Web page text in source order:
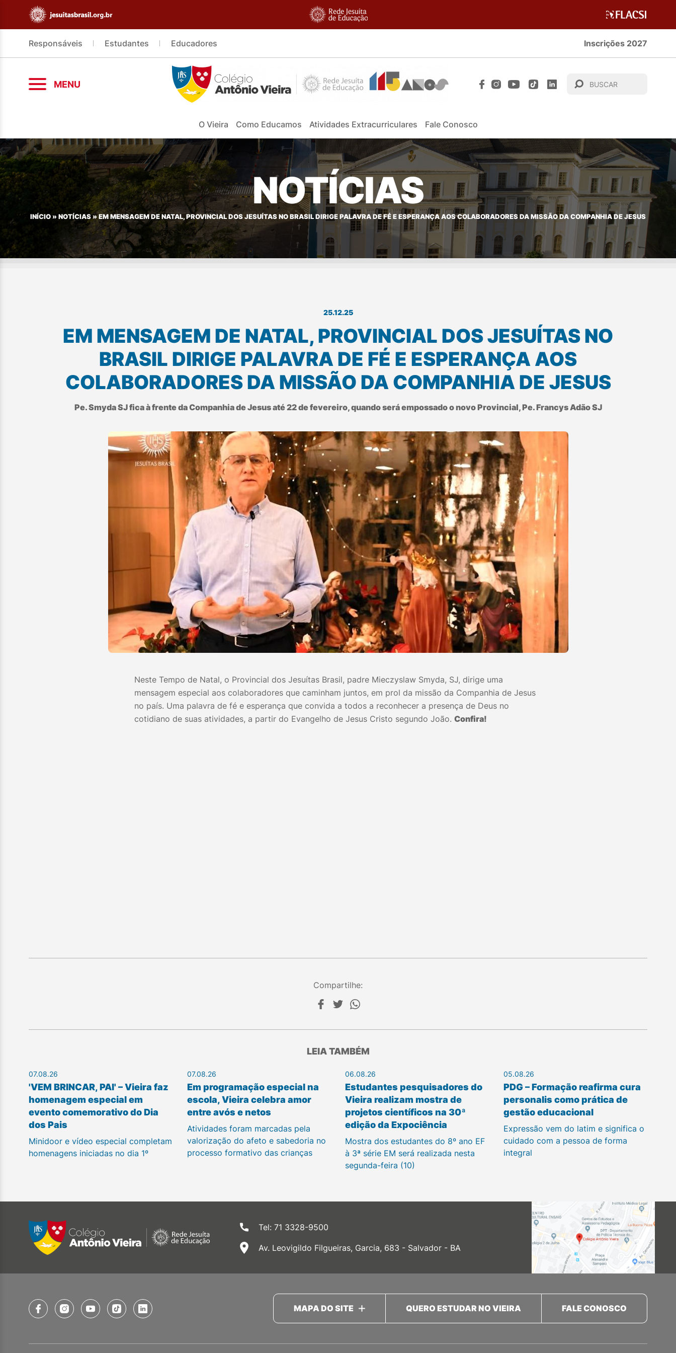
Responsáveis Estudantes Educadores Inscrições 2027
MENU
O Vieira Como Educamos Atividades Extracurriculares Fale Conosco
NOTÍCIAS
INÍCIO » NOTÍCIAS»EM MENSAGEM DE NATAL, PROVINCIAL DOS JESUÍTAS NO BRASIL DIRIGE PALAVRA DE FÉ E ESPERANÇA AOS COLABORADORES DA MISSÃO DA COMPANHIA DE JESUS
25.12.25
EM MENSAGEM DE NATAL, PROVINCIAL DOS JESUÍTAS NO
BRASIL DIRIGE PALAVRA DE FÉ E ESPERANÇA AOS
COLABORADORES DA MISSÃO DA COMPANHIA DE JESUS
Pe. Smyda SJ fica à frente da Companhia de Jesus até 22 de fevereiro, quando será empossado o novo Provincial, Pe. Francys Adão SJ
Neste Tempo de Natal, o Provincial dos Jesuítas Brasil, padre Mieczyslaw Smyda, SJ, dirige uma
mensagem especial aos colaboradores que caminham juntos, em prol da missão da Companhia de Jesus
no país. Uma palavra de fé e esperança que convida a todos a reconhecer a presença de Deus no
cotidiano de suas atividades, a partir do Evangelho de Jesus Cristo segundo João. Confira!
Compartilhe:
LEIA TAMBÉM
07.08.26
'VEM BRINCAR, PAI' – Vieira faz
homenagem especial em
evento comemorativo do Dia
dos Pais
Minidoor e vídeo especial completam
homenagens iniciadas no dia 1º
07.08.26
Em programação especial na
escola, Vieira celebra amor
entre avós e netos
Atividades foram marcadas pela
valorização do afeto e sabedoria no
processo formativo das crianças
06.08.26
Estudantes pesquisadores do
Vieira realizam mostra de
projetos científicos na 30ª
edição da Expociência
Mostra dos estudantes do 8º ano EF
à 3ª série EM será realizada nesta
segunda-feira (10)
05.08.26
PDG – Formação reafirma cura
personalis como prática de
gestão educacional
Expressão vem do latim e significa o
cuidado com a pessoa de forma
integral
Tel: 71 3328-9500
Av. Leovigildo Filgueiras, Garcia, 683 - Salvador - BA
MAPA DO SITE QUERO ESTUDAR NO VIEIRA FALE CONOSCO